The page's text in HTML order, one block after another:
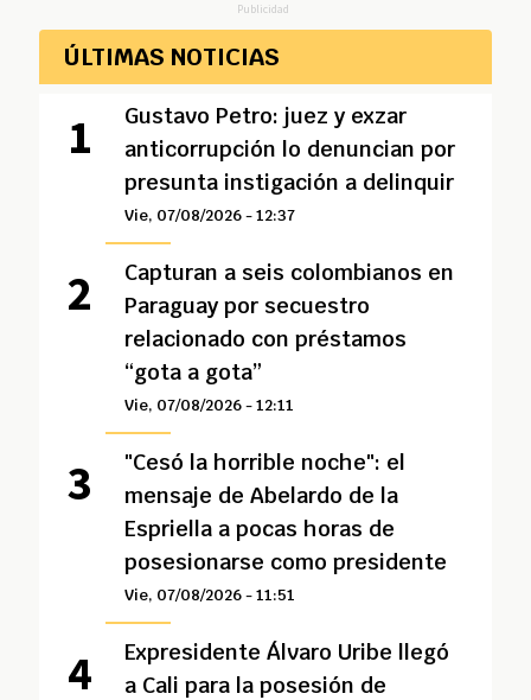
Publicidad
ÚLTIMAS NOTICIAS
Gustavo Petro: juez y exzar
anticorrupción lo denuncian por
presunta instigación a delinquir
Vie, 07/08/2026 - 12:37
Capturan a seis colombianos en
Paraguay por secuestro
relacionado con préstamos
“gota a gota”
Vie, 07/08/2026 - 12:11
"Cesó la horrible noche": el
mensaje de Abelardo de la
Espriella a pocas horas de
posesionarse como presidente
Vie, 07/08/2026 - 11:51
Expresidente Álvaro Uribe llegó
a Cali para la posesión de